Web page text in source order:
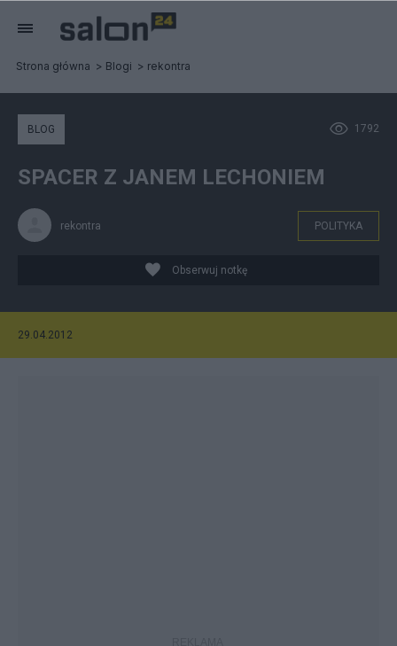
Strona główna Blogi rekontra
1792
BLOG
SPACER Z JANEM LECHONIEM
rekontra POLITYKA
Obserwuj notkę
29.04.2012